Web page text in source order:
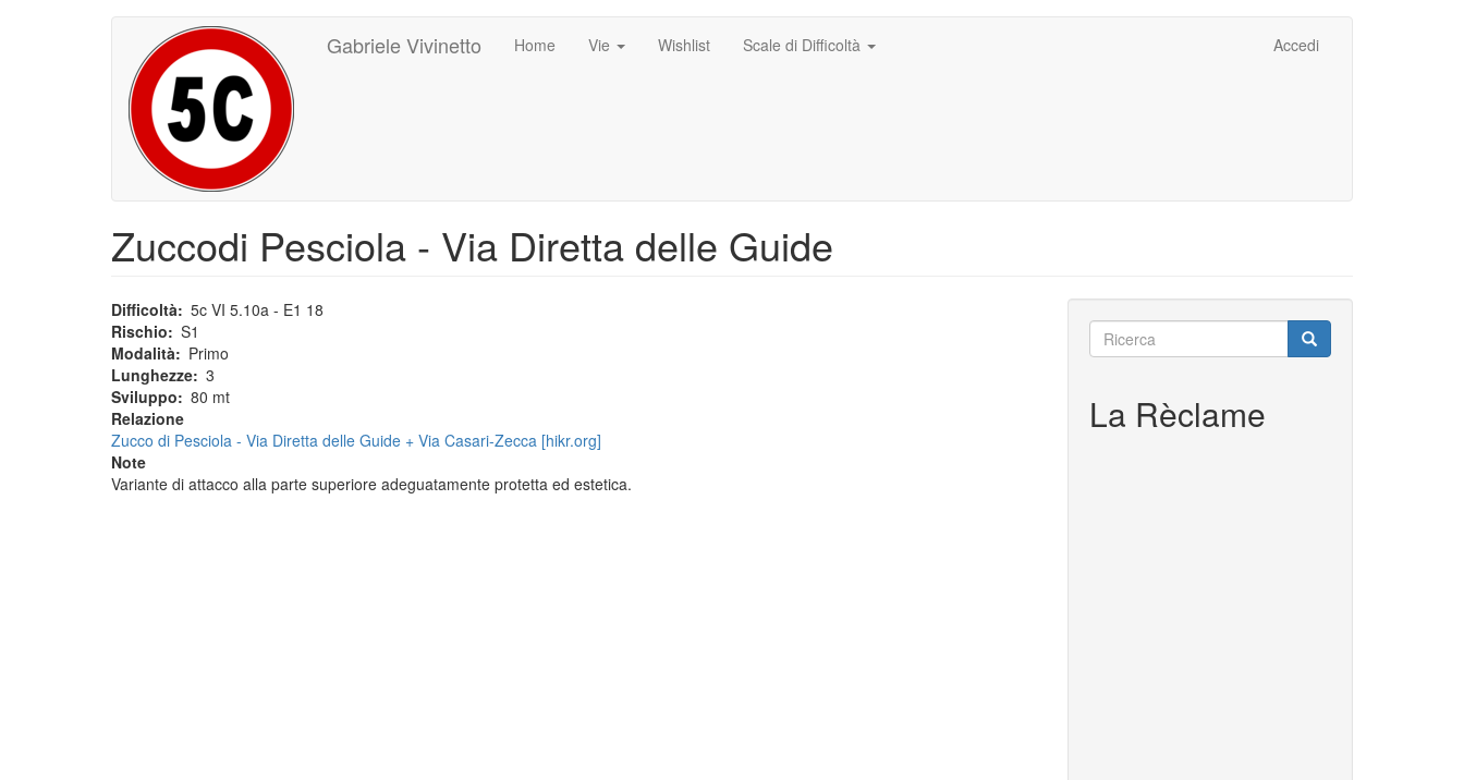
Gabriele Vivinetto
Main
navigation
Home Vie Wishlist Scale di Difficoltà
User
account
menu
Accedi
Zuccodi Pesciola - Via Diretta delle Guide
Difficoltà 5c VI 5.10a - E1 18
Rischio
S1
Modalità
Primo
Lunghezze 3
Sviluppo
80 mt
Relazione
Zucco di Pesciola - Via Diretta delle Guide + Via Casari-Zecca [hikr.org]
Note
Variante di attacco alla parte superiore adeguatamente protetta ed estetica.
Ricerca
Ricerca Ricerca
La Rèclame